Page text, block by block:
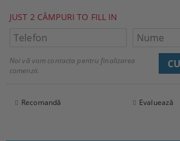
JUST 2 CÂMPURI TO FILL IN
Noi vă vom contacta pentru finalizarea
comenzii.
Recomandă Evaluează